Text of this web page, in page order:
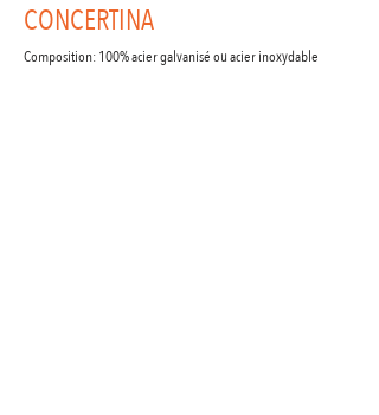
CONCERTINA
Composition: 100% acier galvanisé ou acier inoxydable